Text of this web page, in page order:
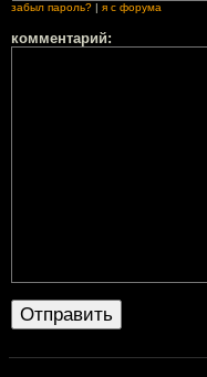
забыл пароль? я с форума
комментарий: